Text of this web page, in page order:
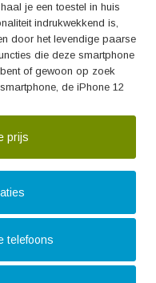
je een toestel in huis
indrukwekkend is,
door het levendige paarse
die deze smartphone
of gewoon op zoek
de iPhone 12
prijs
telefoons